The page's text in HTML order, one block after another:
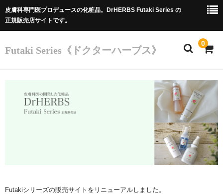
皮膚科専門医プロデュースの化粧品。DrHERBS Futaki Series の
正規販売店サイトです。
Futaki Series《ドクターハーブス》
0
Futaki Series
Futakiシリーズの販売サイトをリニューアルしました。